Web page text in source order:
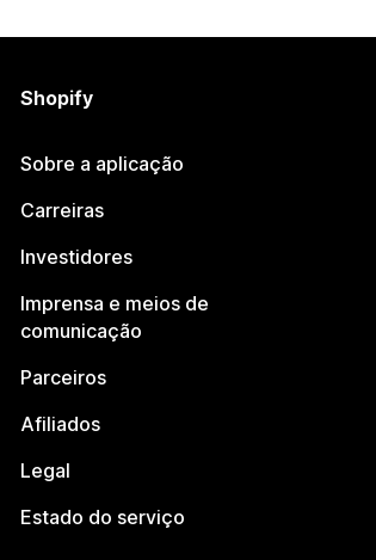
Shopify
Sobre a aplicação
Carreiras
Investidores
Imprensa e meios de
comunicação
Parceiros
Afiliados
Legal
Estado do serviço